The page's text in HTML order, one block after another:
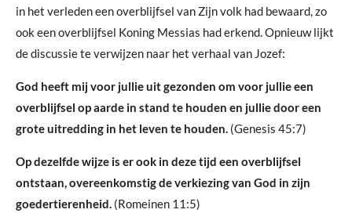
in het verleden een overblijfsel van Zijn volk had bewaard, zo
ook een overblijfsel Koning Messias had erkend. Opnieuw lijkt
de discussie te verwijzen naar het verhaal van Jozef:
God heeft mij voor jullie uit gezonden om voor jullie een
overblijfsel op aarde in stand te houden en jullie door een
grote uitredding in het leven te houden. (Genesis 45:7)
Op dezelfde wijze is er ook in deze tijd een overblijfsel
ontstaan, overeenkomstig de verkiezing van God in zijn
goedertierenheid. (Romeinen 11:5)